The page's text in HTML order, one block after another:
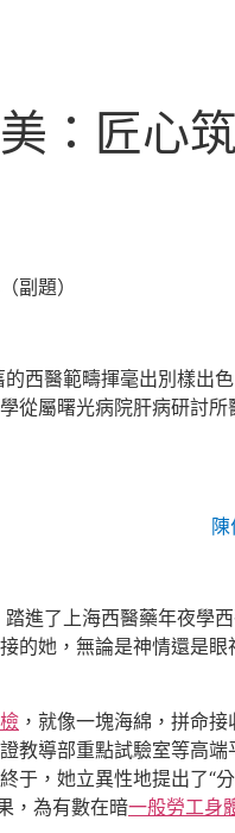
：匠心
副題）
西醫範疇揮毫出別樣出
從屬曙光病院肝病研討
進了上海西醫藥年夜學
的她，無論是神情還是
，就像一塊海綿，拼命
教導部重點試驗室等高
于，她立異性地提出了“
，為有數在暗一般勞工身